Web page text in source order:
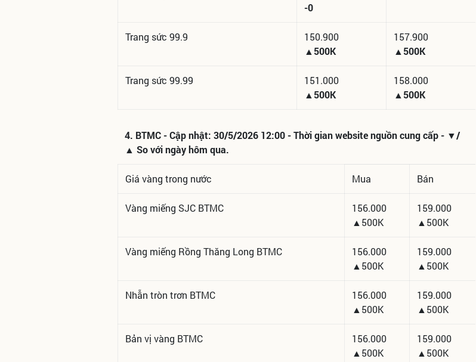
-0
Trang sức 99.9
150.900
▲500K
157.900
▲500K
Trang sức 99.99
151.000
▲500K
158.000
▲500K
4. BTMC - Cập nhật: 30/5/2026 12:00 - Thời gian website nguồn cung cấp - ▼/
▲ So với ngày hôm qua.
Giá vàng trong nước Mua Bán
Vàng miếng SJC BTMC
156.000
▲500K
159.000
▲500K
Vàng miếng Rồng Thăng Long BTMC
156.000
▲500K
159.000
▲500K
Nhẫn tròn trơn BTMC
156.000
▲500K
159.000
▲500K
Bản vị vàng BTMC
156.000
▲500K
159.000
▲500K